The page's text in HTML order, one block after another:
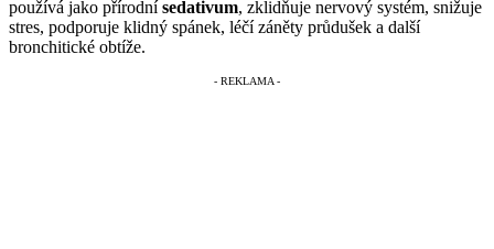
používá jako přírodnísedativum, zklidňuje nervový systém, snižuje
stres, podporuje klidný spánek, léčí záněty průdušek a další
bronchitické obtíže.